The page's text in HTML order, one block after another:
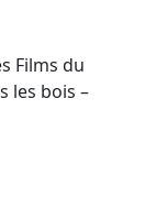
Films du
les bois –